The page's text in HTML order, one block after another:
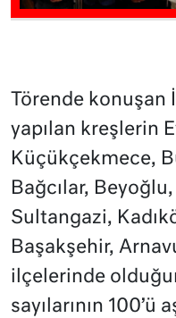
Törende konuşan
yapılan kreşlerin
Küçükçekmece,
Bağcılar,
Sultangazi,
Başakşehir,
ilçelerinde
sayılarının 100’ü